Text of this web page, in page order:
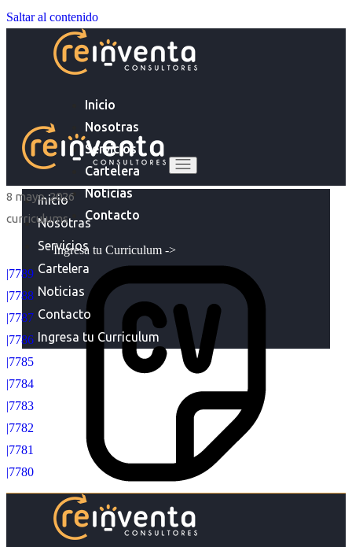
Saltar al contenido
Inicio
Nosotras
Servicios
Cartelera
Noticias
Contacto
Ingresa tu Curriculum ->
Inicio
Nosotras
Servicios
Cartelera
Noticias
Contacto
Ingresa tu Curriculum
8 mayo, 2026
curriculums
|7789
|7788
|7787
|7786
|7785
|7784
|7783
|7782
|7781
|7780